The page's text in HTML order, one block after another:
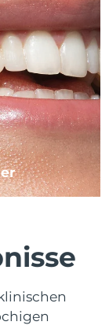
8/15/26